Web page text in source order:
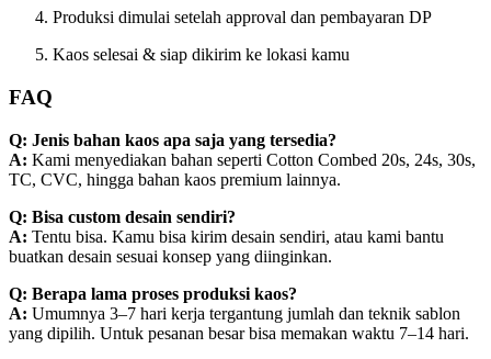
Produksi dimulai setelah approval dan pembayaran DP
Kaos selesai & siap dikirim ke lokasi kamu
FAQ
Q: Jenis bahan kaos apa saja yang tersedia?
A: Kami menyediakan bahan seperti Cotton Combed 20s, 24s, 30s,
TC, CVC, hingga bahan kaos premium lainnya.
Q: Bisa custom desain sendiri?
A: Tentu bisa. Kamu bisa kirim desain sendiri, atau kami bantu
buatkan desain sesuai konsep yang diinginkan.
Q: Berapa lama proses produksi kaos?
A: Umumnya 3–7 hari kerja tergantung jumlah dan teknik sablon
yang dipilih. Untuk pesanan besar bisa memakan waktu 7–14 hari.